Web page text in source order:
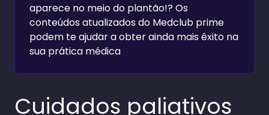
aparece no meio do plantão!? Os
conteúdos atualizados do Medclub prime
podem te ajudar a obter ainda mais êxito na
sua prática médica
Cuidados paliativos